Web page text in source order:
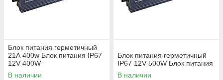
Блок питания герметичный
21А 400w Блок питания IP67
12V 400W
В наличии
Блок питания герметичный
IP67 12V 500W Блок питания
В наличии